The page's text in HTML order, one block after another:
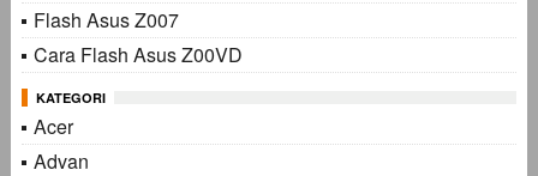
Flash Asus Z007
Cara Flash Asus Z00VD
KATEGORI
Acer
Advan